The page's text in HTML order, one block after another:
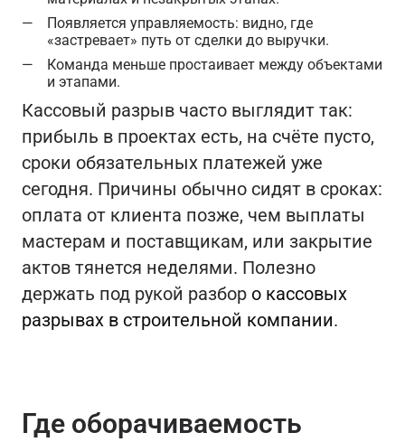
Появляется управляемость: видно, где
«застревает» путь от сделки до выручки.
Команда меньше простаивает между объектами
и этапами.
Кассовый разрыв часто выглядит так:
прибыль в проектах есть, на счёте пусто,
сроки обязательных платежей уже
сегодня. Причины обычно сидят в сроках:
оплата от клиента позже, чем выплаты
мастерам и поставщикам, или закрытие
актов тянется неделями. Полезно
держать под рукой разбор о кассовых
разрывах в строительной компании.
Где оборачиваемость